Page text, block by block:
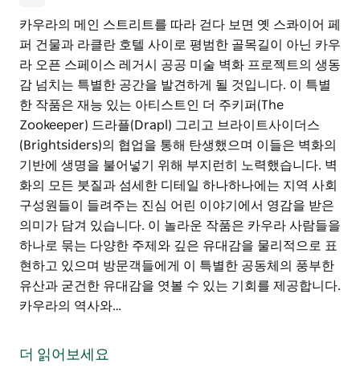
카우라의 메인 스트리트를 따라 걷다 보면 옛 스콰이어 페
퍼 건물과 라클란 호텔 사이로 평범한 골목길이 아닌 카우
라 오픈 스페이스 레거시 공공 미술 벽화 프로젝트의 생동
감 넘치는 특별한 공간을 발견하게 될 것입니다. 이 특별
한 작품은 재능 있는 아티스트인 더 주키퍼(The
Zookeeper) 드라플(Drapl) 그리고 브라이트사이더스
(Brightsiders)의 협업을 통해 탄생했으며 이들은 벽화의
기반에 생명을 불어넣기 위해 부지런히 노력했습니다. 벽
화의 모든 붓질과 섬세한 디테일 하나하나에는 지역 사회
구성원들이 들려주는 진심 어린 이야기에서 영감을 받은
의미가 담겨 있습니다. 이 놀라운 작품은 카우라 사람들을
하나로 묶는 다양한 주제와 깊은 유대감을 물리적으로 표
현하고 있으며 방문객들에게 이 특별한 공동체의 풍부한
유산과 굳건한 유대감을 엿볼 수 있는 기회를 제공합니다.
카우라의 역사와…
퍼 건물과 라클란 호텔 사이로 평범한 골목길이 아닌 카우
더 읽어보세요